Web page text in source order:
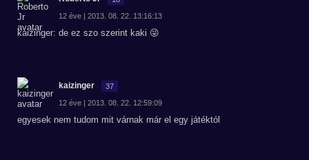
12 éve | 2013. 08. 22. 13:16:13
kaizinger: de ez szo szerint kaki 😜
kaizinger 37
12 éve | 2013. 08. 22. 12:59:09
egyesek nem tudom mit várnak már el egy játéktól